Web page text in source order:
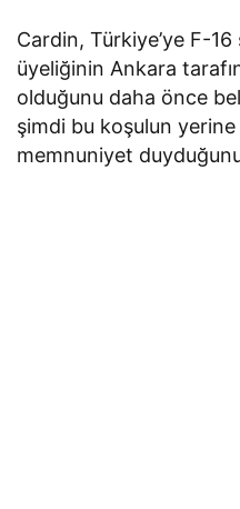
Cardin, Türkiye’ye F-16
üyeliğinin Ankara
olduğunu daha önce
şimdi bu koşulun
memnuniyet